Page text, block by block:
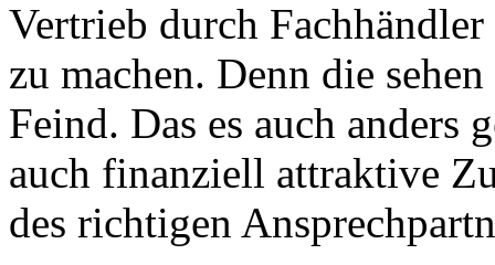
Vertrieb durch
zu machen. Denn die
Feind. Das es auch anders
auch finanziell attraktive
des richtigen